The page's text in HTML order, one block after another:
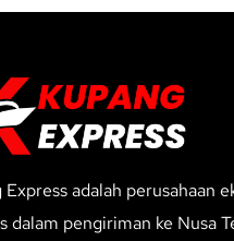
Express adalah perusahaan
dalam pengiriman ke Nusa